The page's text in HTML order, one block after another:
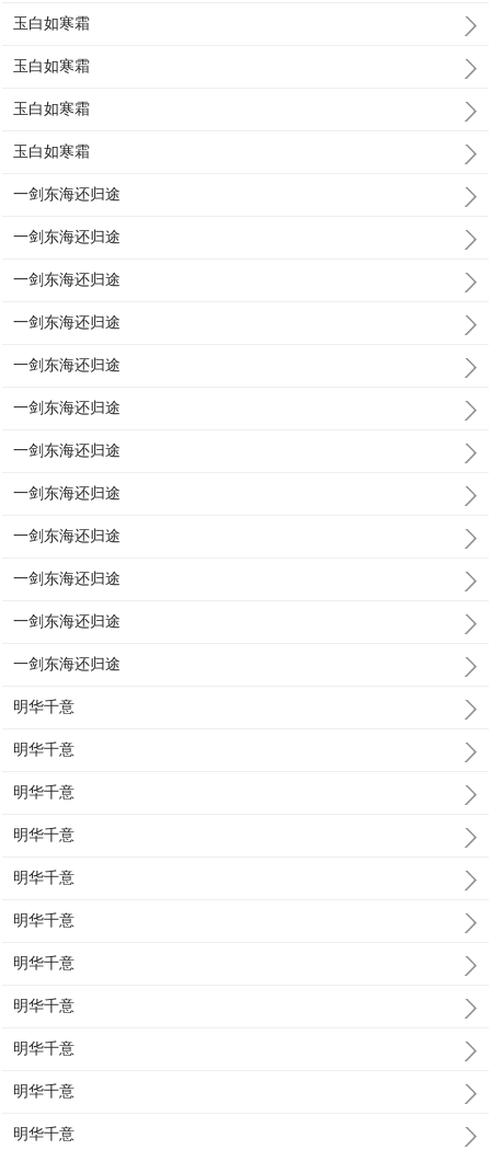
玉白如寒霜
玉白如寒霜
玉白如寒霜
玉白如寒霜
一剑东海还归途
一剑东海还归途
一剑东海还归途
一剑东海还归途
一剑东海还归途
一剑东海还归途
一剑东海还归途
一剑东海还归途
一剑东海还归途
一剑东海还归途
一剑东海还归途
一剑东海还归途
明华千意
明华千意
明华千意
明华千意
明华千意
明华千意
明华千意
明华千意
明华千意
明华千意
明华千意